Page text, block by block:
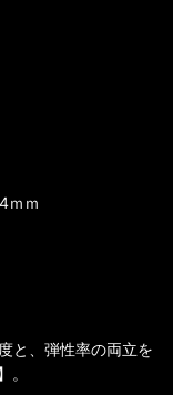
ｍｍ
と、弾性率の両立を